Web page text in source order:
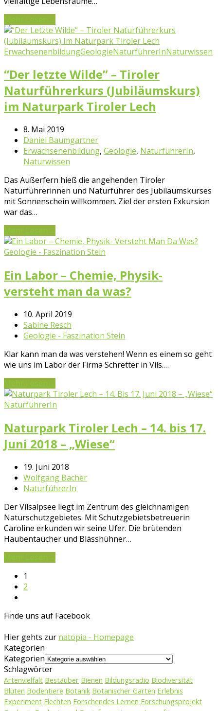
ErwachsenenbildungGeologieNaturführerInNaturwissen
“Der letzte Wilde” – Tiroler
Naturführerkurs (Jubiläumskurs)
im Naturpark Tiroler Lech
8. Mai 2019
Daniel Baumgartner
Erwachsenenbildung, Geologie, NaturführerIn,
Naturwissen
Das Außerfern hieß die angehenden Tiroler
Naturführerinnen und Naturführer des Jubiläumskurses
mit Sonnenschein willkommen. Ziel der ersten Exkursion
war das…
Geologie - Faszination Stein
Ein Labor – Chemie, Physik-
versteht man da was?
10. April 2019
Sabine Resch
Geologie - Faszination Stein
Klar kann man da was verstehen! Wenn es einem so geht
wie uns im Labor der Firma Schretter in Vils.…
NaturführerIn
Naturpark Tiroler Lech – 14. bis 17.
Juni 2018 – „Wiese“
19. Juni 2018
Wolfgang Bacher
NaturführerIn
Der Vilsalpsee liegt im Zentrum des gleichnamigen
Naturschutzgebietes. Mit Schutzgebietsbetreuerin
Caroline erkunden wir seine Ufer. Die brütenden
Haubentaucher und Blässhühner…
1
2
Finde uns auf Facebook
Hier gehts zur natopia - Homepage
Kategorien
Kategorien
Schlagwörter
Artenvielfalt Bestäuber Bienen Bildungsradio Biodiversität
Blüten Bodentiere Botanik Botanischer Garten Erlebnis
Experiment Flechten Forschendes Lernen Forschungsprojekt